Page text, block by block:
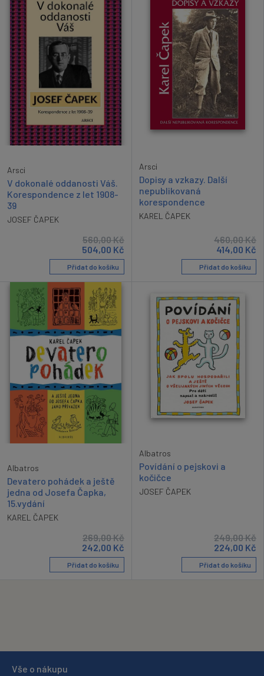
Arsci
V dokonalé oddanosti Váš.
Korespondence z let 1908-
39
JOSEF ČAPEK
560,00Kč
504,00 Kč
Přidat do košíku
Arsci
Dopisy a vzkazy. Další
nepublikovaná
korespondence
KAREL ČAPEK
460,00Kč
414,00 Kč
Přidat do košíku
Albatros
Devatero pohádek a ještě
jedna od Josefa Čapka,
15.vydání
KAREL ČAPEK
269,00Kč
242,00 Kč
Přidat do košíku
Albatros
Povídání o pejskovi a
kočičce
JOSEF ČAPEK
249,00Kč
224,00 Kč
Přidat do košíku
Vše o nákupu